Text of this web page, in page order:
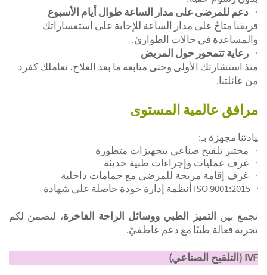
·
دعم للمرضى على مدار الساعة طوال أيام الأسبوع
فريقنا متاحٌ على مدار الساعة للإجابة على استفساراتك
والمساعدة في حالات الطوارئ.
·
رعاية تتمحور حول المريض
منذ استشارتك الأولى وحتى متابعة ما بعد العلاج، نعاملك كفرد
من عائلتنا.
مرافق عالمية المستوى
عيادتنا مجهزة بـ:
·
مختبر تلقيح صناعي بتجهيزات متطورة
·
غرف عمليات وإجراءات طبية حديثة
·
غرف إقامة مريحة للمرضى مع حمامات داخلية
·
ISO 9001:2015 أنظمة إدارة جودة حاصلة على شهادة
نجمع بين التميز الطبي ووسائل الراحة الفاخرة، لنضمن لكم
تجربة فعالة طبيًا مع دعم عاطفيّ.
IVF
(التلقيح الصناعي)